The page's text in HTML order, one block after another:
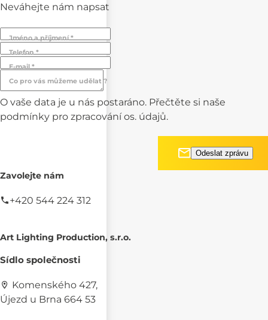
Neváhejte nám napsat
Jméno a příjmení *
Telefon *
E-mail *
Co pro vás můžeme udělat ?
O vaše data je u nás postaráno. Přečtěte si naše
podmínky pro zpracování os. údajů.
Zavolejte nám
+420 544 224 312
Art Lighting Production, s.r.o.
Sídlo společnosti
Komenského 427,
Újezd u Brna 664 53